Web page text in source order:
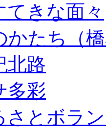
てきな面々
かたち（
北路
多彩
さとボラ